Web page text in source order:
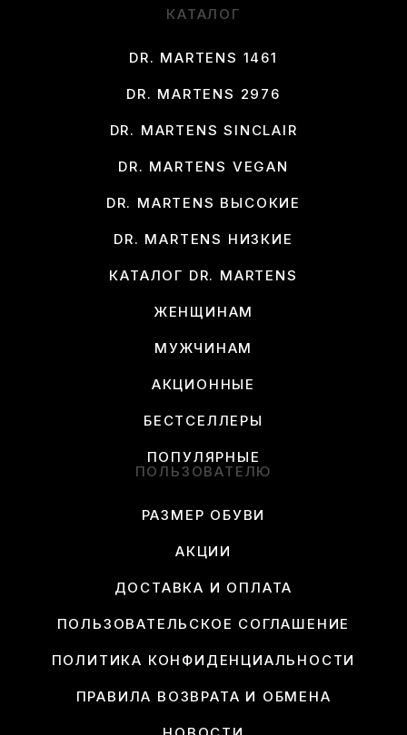
КАТАЛОГ
DR. MARTENS 1461
DR. MARTENS 2976
DR. MARTENS SINCLAIR
DR. MARTENS VEGAN
DR. MARTENS ВЫСОКИЕ
DR. MARTENS НИЗКИЕ
КАТАЛОГ DR. MARTENS
ЖЕНЩИНАМ
МУЖЧИНАМ
АКЦИОННЫЕ
БЕСТСЕЛЛЕРЫ
ПОПУЛЯРНЫЕ
ПОЛЬЗОВАТЕЛЮ
РАЗМЕР ОБУВИ
АКЦИИ
ДОСТАВКА И ОПЛАТА
ПОЛЬЗОВАТЕЛЬСКОЕ СОГЛАШЕНИЕ
ПОЛИТИКА КОНФИДЕНЦИАЛЬНОСТИ
ПРАВИЛА ВОЗВРАТА И ОБМЕНА